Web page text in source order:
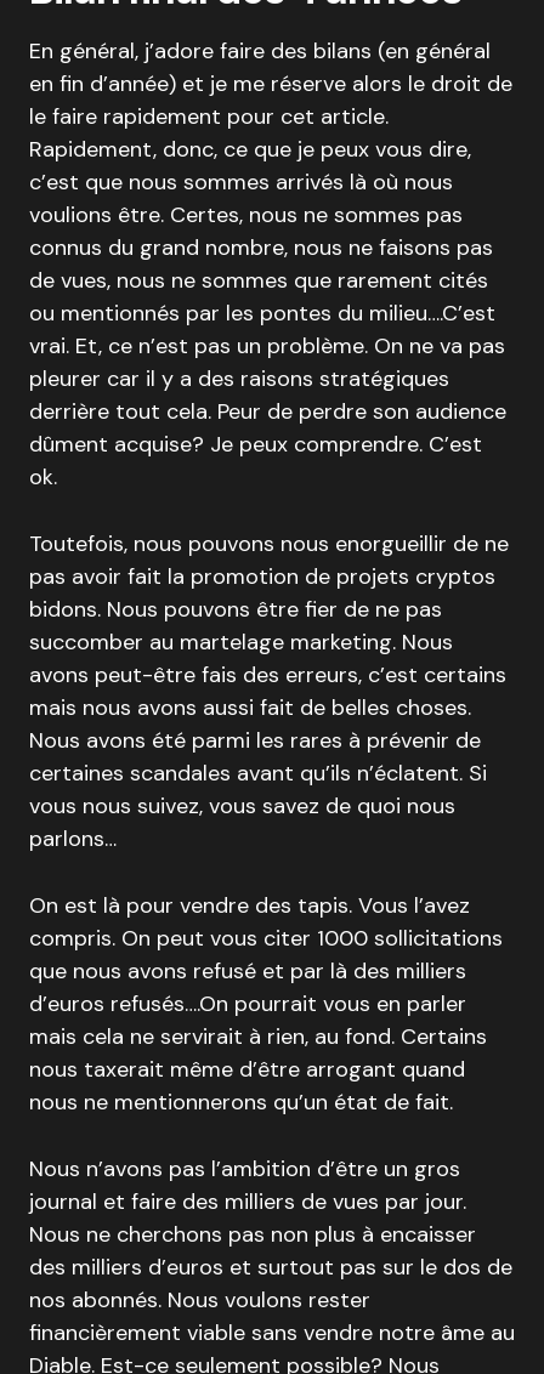
En général, j’adore faire des bilans (en général
en fin d’année) et je me réserve alors le droit de
le faire rapidement pour cet article.
Rapidement, donc, ce que je peux vous dire,
c’est que nous sommes arrivés là où nous
voulions être. Certes, nous ne sommes pas
connus du grand nombre, nous ne faisons pas
de vues, nous ne sommes que rarement cités
ou mentionnés par les pontes du milieu….C’est
vrai. Et, ce n’est pas un problème. On ne va pas
pleurer car il y a des raisons stratégiques
derrière tout cela. Peur de perdre son audience
dûment acquise? Je peux comprendre. C’est
ok.
Toutefois, nous pouvons nous enorgueillir de ne
pas avoir fait la promotion de projets cryptos
bidons. Nous pouvons être fier de ne pas
succomber au martelage marketing. Nous
avons peut-être fais des erreurs, c’est certains
mais nous avons aussi fait de belles choses.
Nous avons été parmi les rares à prévenir de
certaines scandales avant qu’ils n’éclatent. Si
vous nous suivez, vous savez de quoi nous
parlons…
On est là pour vendre des tapis. Vous l’avez
compris. On peut vous citer 1000 sollicitations
que nous avons refusé et par là des milliers
d’euros refusés….On pourrait vous en parler
mais cela ne servirait à rien, au fond. Certains
nous taxerait même d’être arrogant quand
nous ne mentionnerons qu’un état de fait.
Nous n’avons pas l’ambition d’être un gros
journal et faire des milliers de vues par jour.
Nous ne cherchons pas non plus à encaisser
des milliers d’euros et surtout pas sur le dos de
nos abonnés. Nous voulons rester
financièrement viable sans vendre notre âme au
Diable. Est-ce seulement possible? Nous